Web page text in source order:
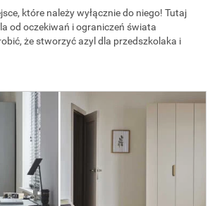
które należy wyłącznie do niego! Tutaj
od oczekiwań i ograniczeń świata
że stworzyć azyl dla przedszkolaka i